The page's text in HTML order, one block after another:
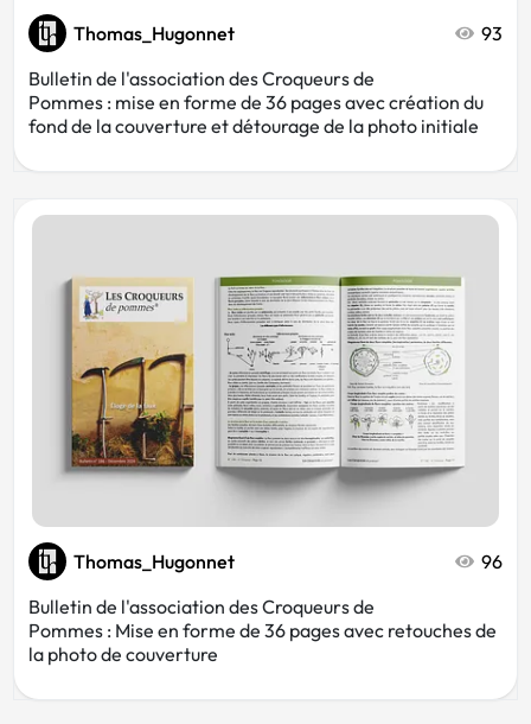
Thomas_Hugonnet
93
Bulletin de l'association des Croqueurs de
Pommes : mise en forme de 36 pages avec création du
fond de la couverture et détourage de la photo initiale
Thomas_Hugonnet
96
Bulletin de l'association des Croqueurs de
Pommes : Mise en forme de 36 pages avec retouches de
la photo de couverture